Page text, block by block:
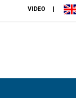
VIDEO